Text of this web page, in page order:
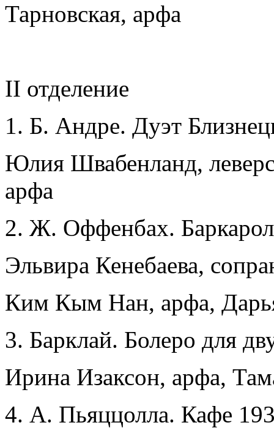
Тарновская, арфа
II отделение
Б. Андре. Дуэт
Юлия Швабенланд,
арфа
Ж. Оффенбах.
Эльвира Кенебаева,
Ким Кым Нан, арфа,
Барклай. Болеро для
Ирина Изаксон, арфа,
А. Пьяццолла. Кафе